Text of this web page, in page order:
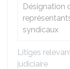
Litiges
judiciaire
Désignation
syndicaux